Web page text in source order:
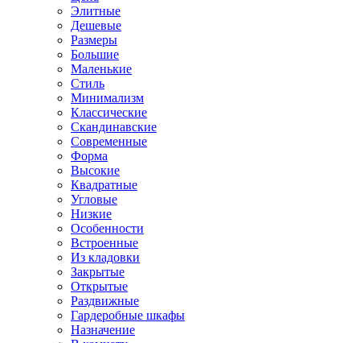
Элитные
Дешевые
Размеры
Большие
Маленькие
Стиль
Минимализм
Классические
Скандинавские
Современные
Форма
Высокие
Квадратные
Угловые
Низкие
Особенности
Встроенные
Из кладовки
Закрытые
Открытые
Раздвижные
Гардеробные шкафы
Назначение